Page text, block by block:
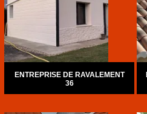
ENTREPRISE DE RAVALEMENT
36